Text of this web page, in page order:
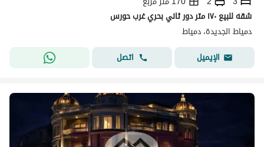
شقه للبيع ١٧٠ متر دور ثاني بحري غرب حورس
دمياط الجديدة، دمياط
الإيميل
اتصل